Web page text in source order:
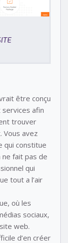
être conçu
afin
trouver
Vous avez
qui constitue
ne fait pas de
qui
tout a l’air
où les
sociaux,
web.
d’en créer